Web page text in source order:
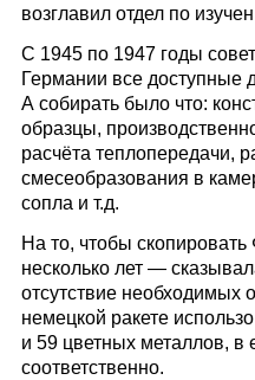
возглавил отдел по
С 1945 по 1947 годы
Германии все доступные
А собирать было что:
образцы,
расчёта теплопередачи,
смесеобразования в
сопла и т.д.
На то, чтобы
несколько лет —
отсутствие необходимых
немецкой ракете
и 59 цветных металлов,
соответственно.